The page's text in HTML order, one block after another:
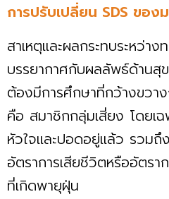
การปรับเปลี่ยน SDS ขอ
สาเหตุและผลกระทบระหว่าง
บรรยากาศกับผลลัพธ์ด้านสุ
ต้องมีการศึกษาที่กว้างขวา
คือ สมาชิกกลุ่มเสี่ยง โดยเ
หัวใจและปอดอยู่แล้ว รวมถึ
อัตราการเสียชีวิตหรืออัตรา
ที่เกิดพายุฝุ่น